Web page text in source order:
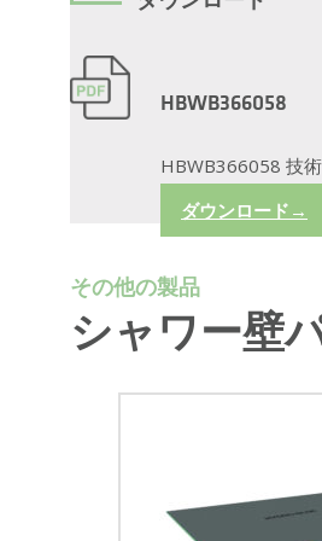
HBWB366058
HBWB366058 技
ダウンロード→
その他の製品
シャワー壁